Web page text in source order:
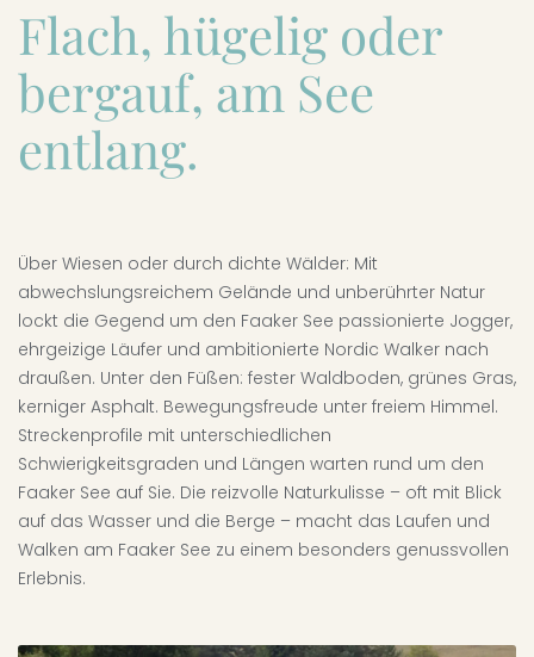
Flach, hügelig oder
bergauf, am See
entlang.
Über Wiesen oder durch dichte Wälder: Mit
abwechslungsreichem Gelände und unberührter Natur
lockt die Gegend um den Faaker See passionierte Jogger,
ehrgeizige Läufer und ambitionierte Nordic Walker nach
draußen. Unter den Füßen: fester Waldboden, grünes Gras,
kerniger Asphalt. Bewegungsfreude unter freiem Himmel.
Streckenprofile mit unterschiedlichen
Schwierigkeitsgraden und Längen warten rund um den
Faaker See auf Sie. Die reizvolle Naturkulisse – oft mit Blick
auf das Wasser und die Berge – macht das Laufen und
Walken am Faaker See zu einem besonders genussvollen
Erlebnis.